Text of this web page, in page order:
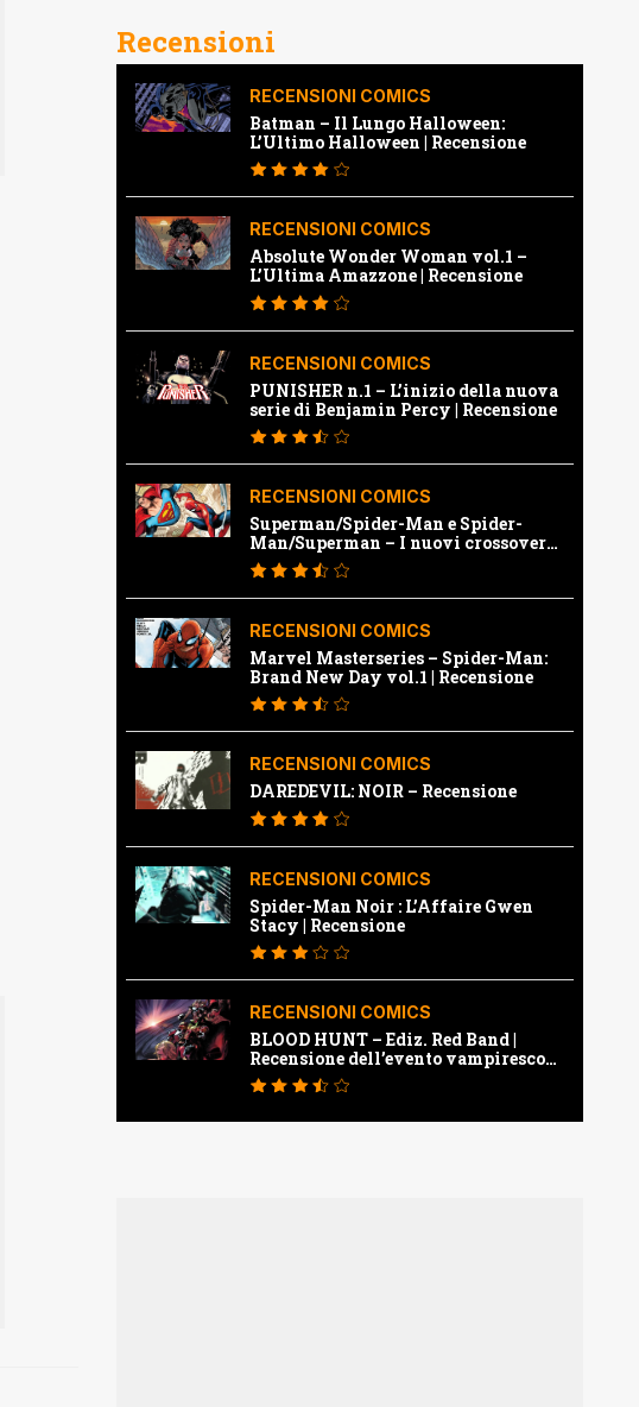
Recensioni
RECENSIONI COMICS
Batman – Il Lungo Halloween:
L’Ultimo Halloween | Recensione
RECENSIONI COMICS
Absolute Wonder Woman vol.1 –
L’Ultima Amazzone | Recensione
RECENSIONI COMICS
PUNISHER n.1 – L’inizio della nuova
serie di Benjamin Percy | Recensione
RECENSIONI COMICS
Superman/Spider-Man e Spider-
Man/Superman – I nuovi crossover
Marvel e Dc | Recensione
RECENSIONI COMICS
Marvel Masterseries – Spider-Man:
Brand New Day vol.1 | Recensione
RECENSIONI COMICS
DAREDEVIL: NOIR – Recensione
RECENSIONI COMICS
Spider-Man Noir : L’Affaire Gwen
Stacy | Recensione
RECENSIONI COMICS
BLOOD HUNT – Ediz. Red Band |
Recensione dell’evento vampiresco
della Marvel